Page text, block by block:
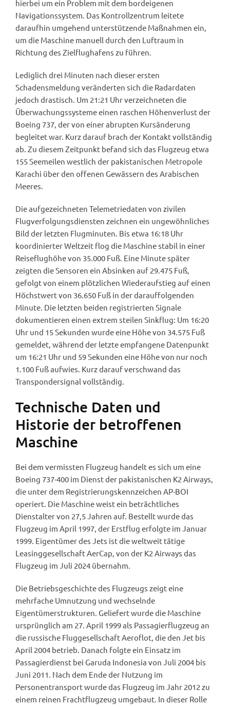
hierbei um ein Problem mit dem bordeigenen
Navigationssystem. Das Kontrollzentrum leitete
daraufhin umgehend unterstützende Maßnahmen ein,
um die Maschine manuell durch den Luftraum in
Richtung des Zielflughafens zu führen.
Lediglich drei Minuten nach dieser ersten
Schadensmeldung veränderten sich die Radardaten
jedoch drastisch. Um 21:21 Uhr verzeichneten die
Überwachungssysteme einen raschen Höhenverlust der
Boeing 737, der von einer abrupten Kursänderung
begleitet war. Kurz darauf brach der Kontakt vollständig
ab. Zu diesem Zeitpunkt befand sich das Flugzeug etwa
155 Seemeilen westlich der pakistanischen Metropole
Karachi über den offenen Gewässern des Arabischen
Meeres.
Die aufgezeichneten Telemetriedaten von zivilen
Flugverfolgungsdiensten zeichnen ein ungewöhnliches
Bild der letzten Flugminuten. Bis etwa 16:18 Uhr
koordinierter Weltzeit flog die Maschine stabil in einer
Reiseflughöhe von 35.000 Fuß. Eine Minute später
zeigten die Sensoren ein Absinken auf 29.475 Fuß,
gefolgt von einem plötzlichen Wiederaufstieg auf einen
Höchstwert von 36.650 Fuß in der darauffolgenden
Minute. Die letzten beiden registrierten Signale
dokumentieren einen extrem steilen Sinkflug: Um 16:20
Uhr und 15 Sekunden wurde eine Höhe von 34.575 Fuß
gemeldet, während der letzte empfangene Datenpunkt
um 16:21 Uhr und 59 Sekunden eine Höhe von nur noch
1.100 Fuß aufwies. Kurz darauf verschwand das
Transpondersignal vollständig.
Technische Daten und
Historie der betroffenen
Maschine
Bei dem vermissten Flugzeug handelt es sich um eine
Boeing 737-400 im Dienst der pakistanischen K2 Airways,
die unter dem Registrierungskennzeichen AP-BOI
operiert. Die Maschine weist ein beträchtliches
Dienstalter von 27,5 Jahren auf. Bestellt wurde das
Flugzeug im April 1997, der Erstflug erfolgte im Januar
1999. Eigentümer des Jets ist die weltweit tätige
Leasinggesellschaft AerCap, von der K2 Airways das
Flugzeug im Juli 2024 übernahm.
Die Betriebsgeschichte des Flugzeugs zeigt eine
mehrfache Umnutzung und wechselnde
Eigentümerstrukturen. Geliefert wurde die Maschine
ursprünglich am 27. April 1999 als Passagierflugzeug an
die russische Fluggesellschaft Aeroflot, die den Jet bis
April 2004 betrieb. Danach folgte ein Einsatz im
Passagierdienst bei Garuda Indonesia von Juli 2004 bis
Juni 2011. Nach dem Ende der Nutzung im
Personentransport wurde das Flugzeug im Jahr 2012 zu
einem reinen Frachtflugzeug umgebaut. In dieser Rolle